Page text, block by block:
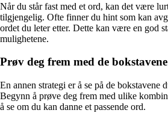
Når du står fast med et ord, kan det være
tilgjengelig. Ofte finner du hint som kan
ordet du leter etter. Dette kan være en god
mulighetene.
Prøv deg frem med de
En annen strategi er å se på de bokstavene
Begynn å prøve deg frem med ulike
å se om du kan danne et passende ord.